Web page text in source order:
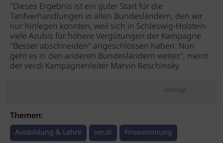
"Dieses Ergebnis ist ein guter Start für die
Tarifverhandlungen in allen Bundesländern, den wir
nur hinlegen konnten, weil sich in Schleswig-Holstein
viele Azubis für höhere Vergütungen der Kampagne
"Besser abschneiden" angeschlossen haben. Nun
geht es in den anderen Bundesländern weiter.", meint
der ver.di Kampagnenleiter Marvin Reschinsky.
Anzeige
Themen:
Ausbildung & Lehre ver.di
Friseurinnung